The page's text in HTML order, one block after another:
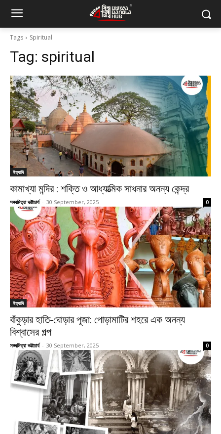
Tags Spiritual
Tag: spiritual
ইত্যাদি
কামাখ্যা মন্দির : শক্তি ও আধ্যাত্মিক সাধনার অনন্য কেন্দ্র
সঙ্ঘমিত্রা ভট্টাচার্য - 30 September, 2025 0
ইত্যাদি
বাঁকুড়ার হাতি-ঘোড়ার পূজা: পোড়ামাটির শহরে এক অনন্য
বিশ্বাসের গল্প
সঙ্ঘমিত্রা ভট্টাচার্য - 30 September, 2025 0